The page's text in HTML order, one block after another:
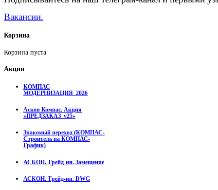
Вакансии.
Корзина
Корзина пуста
Акции
КОМПАС
МОДЕРНИЗАЦИЯ_2026
Аскон Компас. Акция
«ПРЕДЗАКАЗ_v25»
Знакомый переход (КОМПАС-
Строитель на КОМПАС-
График)
АСКОН. Трейд-ин. Замещение
АСКОН. Трейд-ин. DWG